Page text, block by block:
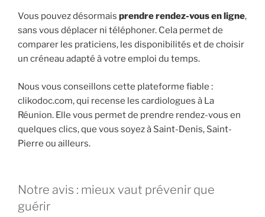
Vous pouvez désormais prendre rendez-vous en ligne,
sans vous déplacer ni téléphoner. Cela permet de
comparer les praticiens, les disponibilités et de choisir
un créneau adapté à votre emploi du temps.
Nous vous conseillons cette plateforme fiable :
clikodoc.com, qui recense les cardiologues à La
Réunion. Elle vous permet de prendre rendez-vous en
quelques clics, que vous soyez à Saint-Denis, Saint-
Pierre ou ailleurs.
Notre avis : mieux vaut prévenir que
guérir